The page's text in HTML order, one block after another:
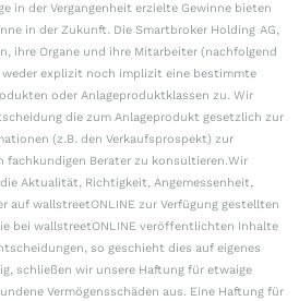
in der Vergangenheit erzielte Gewinne bieten
in der Zukunft. Die Smartbroker Holding AG,
ihre Organe und ihre Mitarbeiter (nachfolgend
weder explizit noch implizit eine bestimmte
oder Anlageproduktklassen zu. Wir
die zum Anlageprodukt gesetzlich zur
(z.B. den Verkaufsprospekt) zur
fachkundigen Berater zu konsultieren.Wir
Aktualität, Richtigkeit, Angemessenheit,
auf wallstreetONLINE zur Verfügung gestellten
bei wallstreetONLINE veröffentlichten Inhalte
so geschieht dies auf eigenes
schließen wir unsere Haftung für etwaige
Vermögensschäden aus. Eine Haftung für